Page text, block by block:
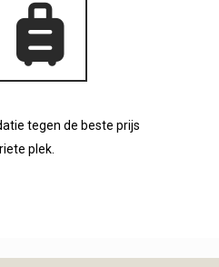
tegen de beste prijs
plek.